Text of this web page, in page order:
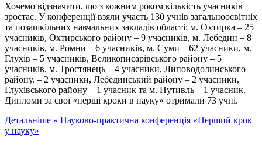
Хочемо відзначити, що з кожним роком кількість учасників
зростає. У конференції взяли участь 130 учнів загальноосвітніх
та позашкільних навчальних закладів області: м. Охтирка – 25
учасників, Охтирського району – 9 учасників, м. Лебедин – 8
учасників, м. Ромни – 6 учасників, м. Суми – 62 учасники, м.
Глухів – 5 учасників, Великописарівського району – 5
учасників, м. Тростянець – 4 учасники, Липоводолинського
району. – 2 учасники, Лебединський району – 2 учасники,
Глухівського району – 1 учасник та м. Путивль – 1 учасник.
Дипломи за свої «перші кроки в науку» отримали 73 учні.
Детальніше » Науково-практична конференція «Перший крок
у науку»